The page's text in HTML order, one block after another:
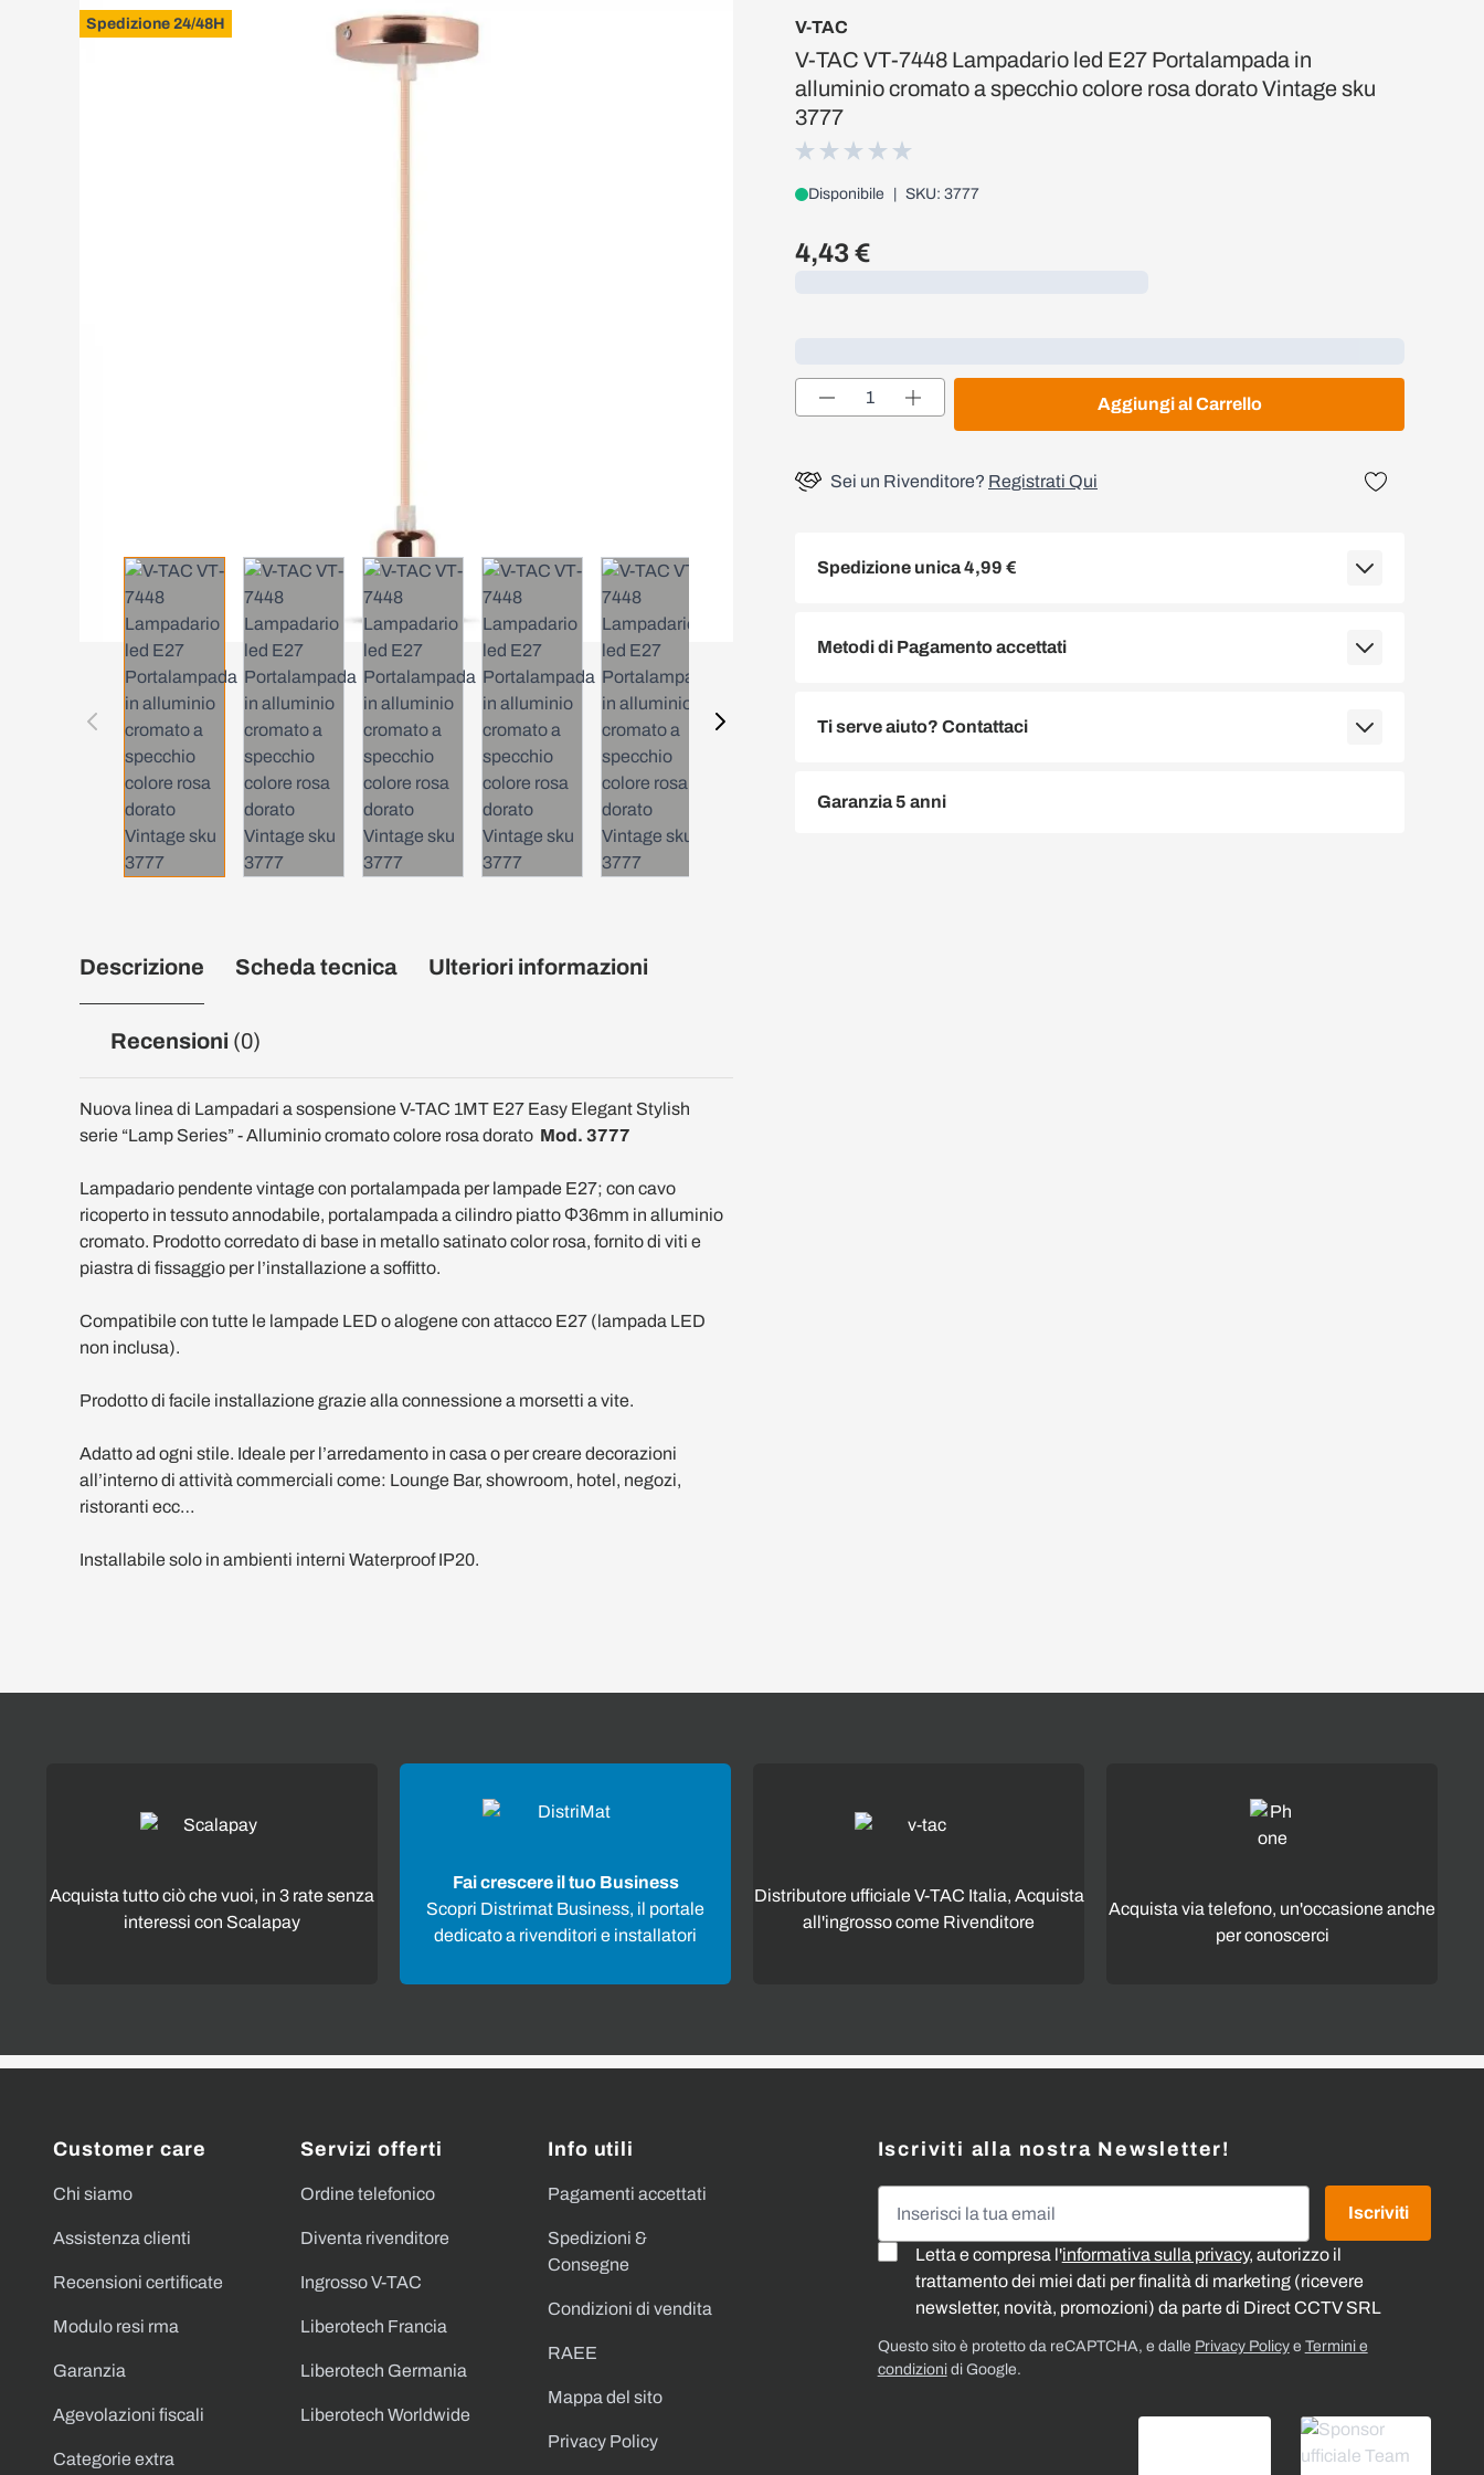
Spedizione 24/48H V-TAC
V-TAC VT-7448 Lampadario led E27 Portalampada in
alluminio cromato a specchio colore rosa dorato Vintage sku
3777
Disponibile SKU: 3777
4,43 €
Aggiungi al Carrello
Sei un Rivenditore? Registrati Qui
Spedizione unica 4,99 €
Metodi di Pagamento accettati
Ti serve aiuto? Contattaci
Garanzia 5 anni
Descrizione
Nuova linea di Lampadari a sospensione V-TAC 1MT E27 Easy Elegant Stylish
serie “Lamp Series” - Alluminio cromato colore rosa dorato Mod. 3777
Lampadario pendente vintage con portalampada per lampade E27; con cavo
ricoperto in tessuto annodabile, portalampada a cilindro piatto Ф36mm in alluminio
cromato. Prodotto corredato di base in metallo satinato color rosa, fornito di viti e
piastra di fissaggio per l’installazione a soffitto.
Compatibile con tutte le lampade LED o alogene con attacco E27 (lampada LED
non inclusa).
Prodotto di facile installazione grazie alla connessione a morsetti a vite.
Adatto ad ogni stile. Ideale per l’arredamento in casa o per creare decorazioni
all’interno di attività commerciali come: Lounge Bar, showroom, hotel, negozi,
ristoranti ecc…
Installabile solo in ambienti interni Waterproof IP20.
Scheda tecnica Ulteriori informazioni
Recensioni (0)
Acquista tutto ciò che vuoi, in 3 rate senza
interessi con Scalapay
Fai crescere il tuo Business
Scopri Distrimat Business, il portale
dedicato a rivenditori e installatori
Distributore ufficiale V-TAC Italia, Acquista
all'ingrosso come Rivenditore
Acquista via telefono, un'occasione anche
per conoscerci
Customer care
Chi siamo
Assistenza clienti
Recensioni certificate
Modulo resi rma
Garanzia
Agevolazioni fiscali
Categorie extra
Servizi offerti
Ordine telefonico
Diventa rivenditore
Ingrosso V-TAC
Liberotech Francia
Liberotech Germania
Liberotech Worldwide
Info utili
Pagamenti accettati
Spedizioni &
Consegne
Condizioni di vendita
RAEE
Mappa del sito
Privacy Policy
Iscriviti alla nostra Newsletter!
Letta e compresa l'informativa sulla privacy, autorizzo il
trattamento dei miei dati per finalità di marketing (ricevere
newsletter, novità, promozioni) da parte di Direct CCTV SRL
Iscriviti
Questo sito è protetto da reCAPTCHA, e dalle Privacy Policye Termini e
condizionidi Google.